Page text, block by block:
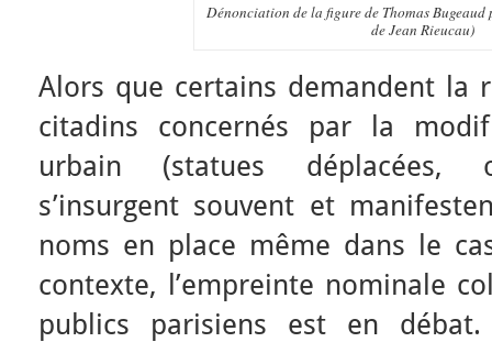
Dénonciation de la figure de Thomas Bugeaud
de Jean Rieucau)
Alors que certains demandent la
citadins concernés par la
urbain (statues déplacées,
s’insurgent souvent et
noms en place même dans le
contexte, l’empreinte nominale
publics parisiens est en